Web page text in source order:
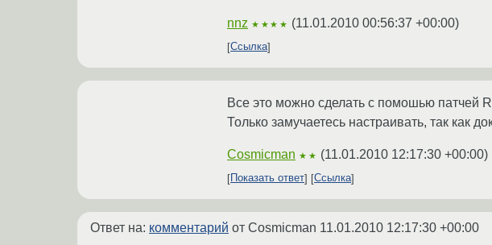
nnz ★★★★ (11.01.2010 00:56:37 +00:00)
Ссылка
Все это можно сделать с помошью патчей
Только замучаетесь настраивать, так как
Cosmicman ★★ (11.01.2010 12:17:30 +00:00)
Показать ответ Ссылка
Ответ на: комментарий от Cosmicman 11.01.2010 12:17:30 +00:00